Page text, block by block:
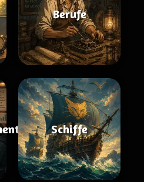
Berufe
Schiffe